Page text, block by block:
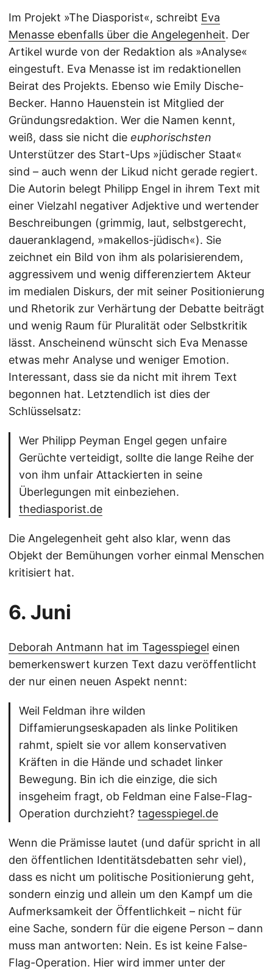
Im Projekt »The Diasporist«, schreibt Eva
Menasse ebenfalls über die Angelegenheit. Der
Artikel wurde von der Redaktion als »Analyse«
eingestuft. Eva Menasse ist im redaktionellen
Beirat des Projekts. Ebenso wie Emily Dische-
Becker. Hanno Hauenstein ist Mitglied der
Gründungsredaktion. Wer die Namen kennt,
weiß, dass sie nicht die euphorischsten
Unterstützer des Start-Ups »jüdischer Staat«
sind – auch wenn der Likud nicht gerade regiert.
Die Autorin belegt Philipp Engel in ihrem Text mit
einer Vielzahl negativer Adjektive und wertender
Beschreibungen (grimmig, laut, selbstgerecht,
daueranklagend, »makellos-jüdisch«). Sie
zeichnet ein Bild von ihm als polarisierendem,
aggressivem und wenig differenziertem Akteur
im medialen Diskurs, der mit seiner Positionierung
und Rhetorik zur Verhärtung der Debatte beiträgt
und wenig Raum für Pluralität oder Selbstkritik
lässt. Anscheinend wünscht sich Eva Menasse
etwas mehr Analyse und weniger Emotion.
Interessant, dass sie da nicht mit ihrem Text
begonnen hat. Letztendlich ist dies der
Schlüsselsatz:
Wer Philipp Peyman Engel gegen unfaire
Gerüchte verteidigt, sollte die lange Reihe der
von ihm unfair Attackierten in seine
Überlegungen mit einbeziehen.
thediasporist.de
Die Angelegenheit geht also klar, wenn das
Objekt der Bemühungen vorher einmal Menschen
kritisiert hat.
6. Juni
Deborah Antmann hat im Tagesspiegel einen
bemerkenswert kurzen Text dazu veröffentlicht
der nur einen neuen Aspekt nennt:
Weil Feldman ihre wilden
Diffamierungseskapaden als linke Politiken
rahmt, spielt sie vor allem konservativen
Kräften in die Hände und schadet linker
Bewegung. Bin ich die einzige, die sich
insgeheim fragt, ob Feldman eine False-Flag-
Operation durchzieht? tagesspiegel.de
Wenn die Prämisse lautet (und dafür spricht in all
den öffentlichen Identitätsdebatten sehr viel),
dass es nicht um politische Positionierung geht,
sondern einzig und allein um den Kampf um die
Aufmerksamkeit der Öffentlichkeit – nicht für
eine Sache, sondern für die eigene Person – dann
muss man antworten: Nein. Es ist keine False-
Flag-Operation. Hier wird immer unter der